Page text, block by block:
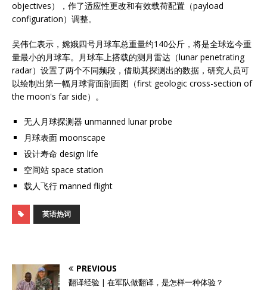
objectives），作了适应性更改和有效载荷配置（payload
configuration）调整。
吴伟仁表示，嫦娥四号月球车总重量约140公斤，将是全球迄今重
量最小的月球车。月球车上搭载的测月雷达（lunar penetrating
radar）设置了两个不同频段，借助其探测出的数据，研究人员可
以绘制出第一幅月球背面剖面图（first geologic cross-section of
the moon's far side）。
无人月球探测器 unmanned lunar probe
月球表面 moonscape
设计寿命 design life
空间站 space station
载人飞行 manned flight
英语热词
PREVIOUS
翻译经验 | 在军队做翻译，是怎样一种体验？